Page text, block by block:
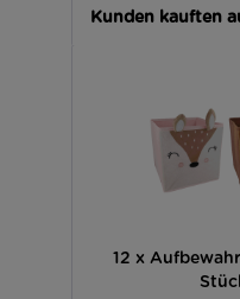
Kunden kauften
12 x